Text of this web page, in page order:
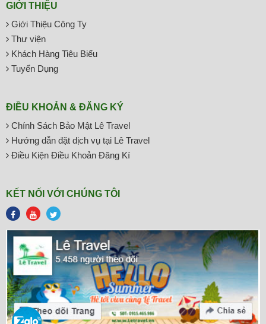
GIỚI THIỆU
Giới Thiệu Công Ty
Thư viện
Khách Hàng Tiêu Biểu
Tuyển Dụng
ĐIỀU KHOẢN & ĐĂNG KÝ
Chính Sách Bảo Mật Lê Travel
Hướng dẫn đặt dịch vụ tại Lê Travel
Điều Kiện Điều Khoản Đăng Kí
KẾT NỐI VỚI CHÚNG TÔI